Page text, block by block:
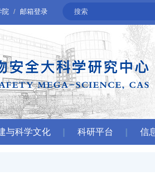
院 邮箱登录
与科学文化 科研平台 信